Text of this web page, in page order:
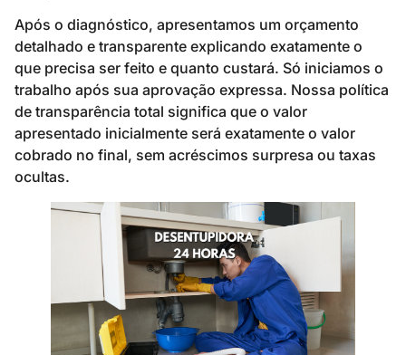
Após o diagnóstico, apresentamos um orçamento
detalhado e transparente explicando exatamente o
que precisa ser feito e quanto custará. Só iniciamos o
trabalho após sua aprovação expressa. Nossa política
de transparência total significa que o valor
apresentado inicialmente será exatamente o valor
cobrado no final, sem acréscimos surpresa ou taxas
ocultas.